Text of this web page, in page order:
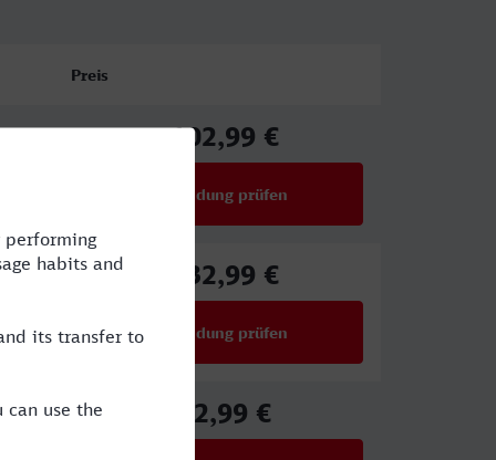
Preis
102,99 €
Verbindung prüfen
132,99 €
Verbindung prüfen
82,99 €